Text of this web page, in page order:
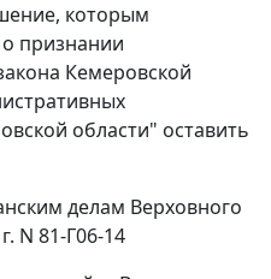
которым
признании
Кемеровской
области" оставить
делам Верховного
N 81-Г06-14